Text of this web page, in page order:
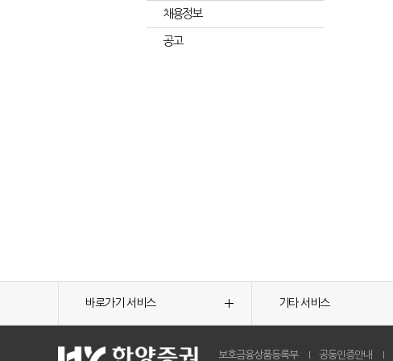
채용정보
공고
바로가기 서비스 기타 서비스
보호금융상품등록부 공동인증안내